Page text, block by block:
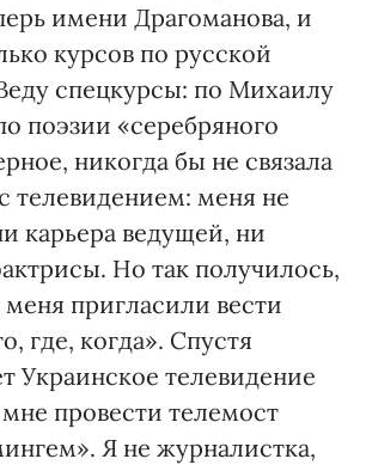
имени Драгоманова, и
курсов по русской
спецкурсы: по Михаилу
поэзии «серебряного
никогда бы не связала
телевидением: меня не
карьера ведущей, ни
Но так получилось,
пригласили вести
где, когда». Спустя
Украинское телевидение
провести телемост
Я не журналистка,